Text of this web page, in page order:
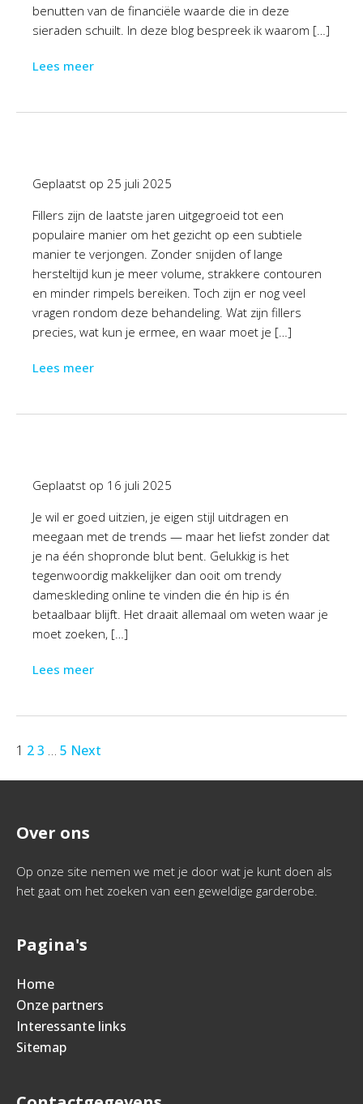
benutten van de financiële waarde die in deze
sieraden schuilt. In deze blog bespreek ik waarom […]
Lees meer
Geplaatst op 25 juli 2025
Fillers zijn de laatste jaren uitgegroeid tot een
populaire manier om het gezicht op een subtiele
manier te verjongen. Zonder snijden of lange
hersteltijd kun je meer volume, strakkere contouren
en minder rimpels bereiken. Toch zijn er nog veel
vragen rondom deze behandeling. Wat zijn fillers
precies, wat kun je ermee, en waar moet je […]
Lees meer
Geplaatst op 16 juli 2025
Je wil er goed uitzien, je eigen stijl uitdragen en
meegaan met de trends — maar het liefst zonder dat
je na één shopronde blut bent. Gelukkig is het
tegenwoordig makkelijker dan ooit om trendy
dameskleding online te vinden die én hip is én
betaalbaar blijft. Het draait allemaal om weten waar je
moet zoeken, […]
Lees meer
1 23 … 5 Next
Over ons
Op onze site nemen we met je door wat je kunt doen als
het gaat om het zoeken van een geweldige garderobe.
Pagina's
Home
Onze partners
Interessante links
Sitemap